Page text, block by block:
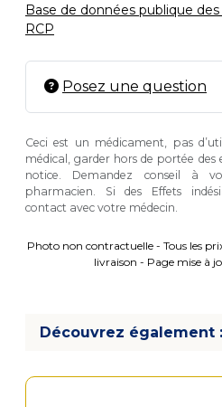
Base de données publique
RCP
Posez une question
Ceci est un médicament, pas
médical, garder hors de portée
notice. Demandez conseil à
pharmacien. Si des Effets
contact avec votre médecin.
Photo non contractuelle - Tous les
livraison - Page mise à
Découvrez également :